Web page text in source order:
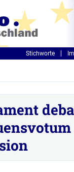
Stichworte